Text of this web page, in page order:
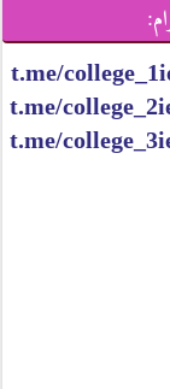
t.me/
t.me/
t.me/